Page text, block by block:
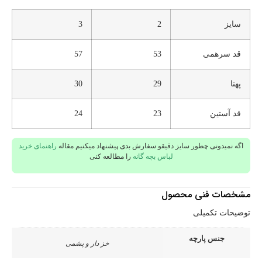
سایز 2
3
قد سرهمی 53
57
پهنا 29
30
قد آستین 23
24
اگه نمیدونی چطور سایز دقیقو سفارش بدی پیشنهاد میکنیم مقاله راهنمای خرید
لباس بچه گانه را مطالعه کنی
مشخصات فنی محصول
توضیحات تکمیلی
جنس پارچه
خز دار و پشمی